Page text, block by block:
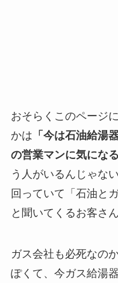
おそらくこのページ
かは 「今は石油給湯
の営業マンに気にな
う人がいるんじゃな
回っていて「石油と
と聞いてくるお客さ
ガス会社も必死なの
ぽくて、今ガス給湯